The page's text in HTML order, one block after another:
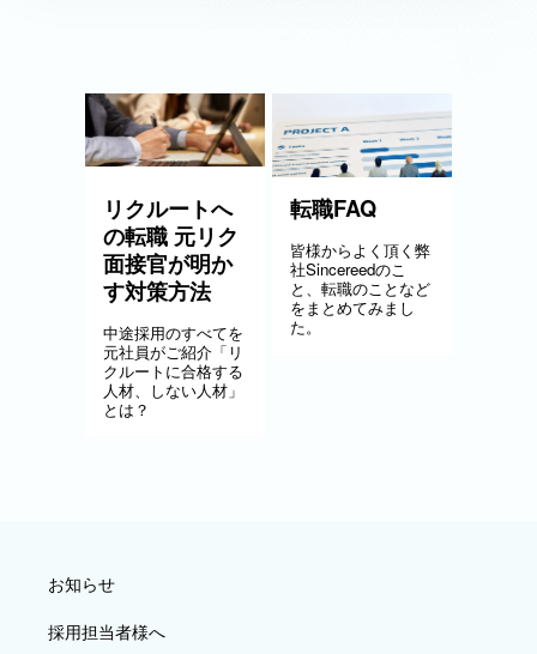
リクルートへ
の転職 元リク
面接官が明か
す対策方法
中途採用のすべてを
元社員がご紹介「リ
クルートに合格する
人材、しない人材」
とは？
転職FAQ
皆様からよく頂く弊
社Sincereedのこ
と、転職のことなど
をまとめてみまし
た。
お知らせ
採用担当者様へ